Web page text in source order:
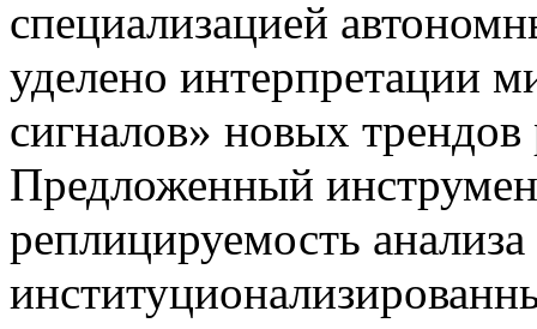
специализацией
уделено интерпретации
сигналов» новых
Предложенный
реплицируемость